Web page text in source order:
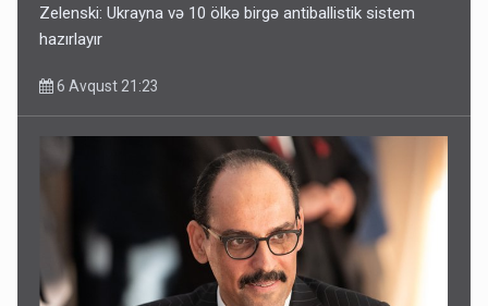
Zelenski: Ukrayna və 10 ölkə birgə antiballistik sistem
hazırlayır
6 Avqust 21:23